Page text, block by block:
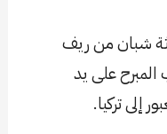
شبان من ريف
على يد
إلى تركيا.